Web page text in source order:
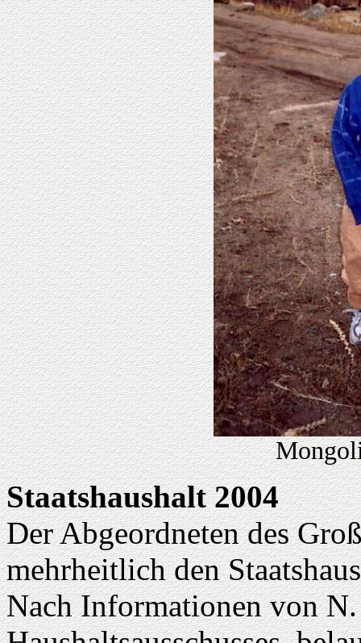
Staatshaushalt 2004
Der Abgeordneten des
mehrheitlich den
Nach Informationen von